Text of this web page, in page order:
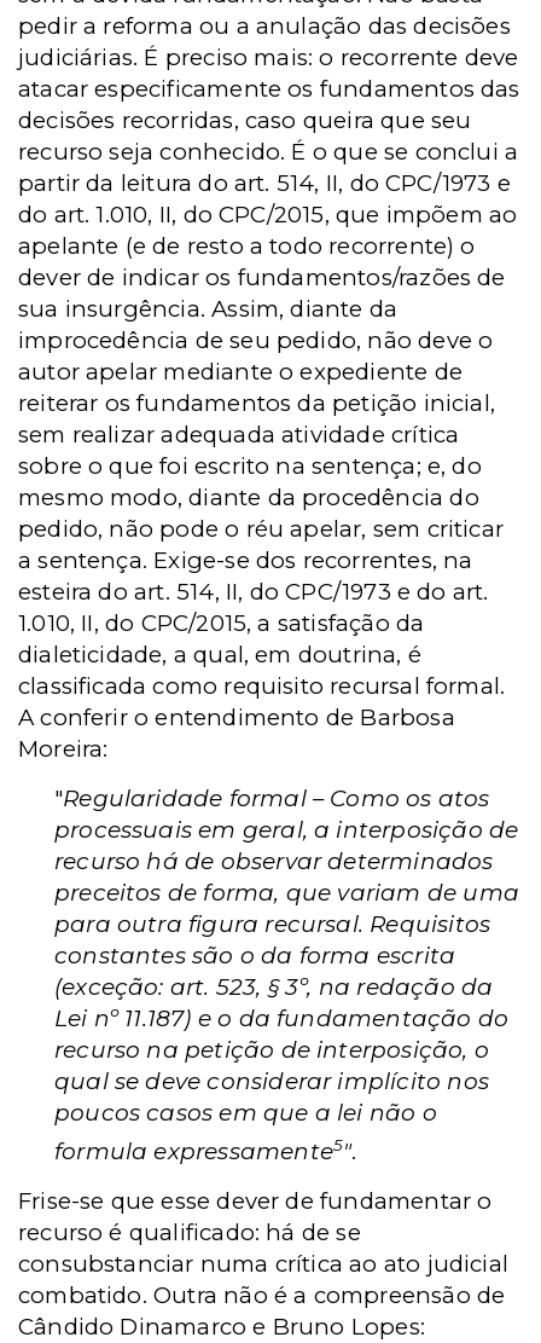
pedir a reforma ou a anulação das decisões
judiciárias. É preciso mais: o recorrente deve
atacar especificamente os fundamentos das
decisões recorridas, caso queira que seu
recurso seja conhecido. É o que se conclui a
partir da leitura do art. 514, II, do CPC/1973 e
do art. 1.010, II, do CPC/2015, que impõem ao
apelante (e de resto a todo recorrente) o
dever de indicar os fundamentos/razões de
sua insurgência. Assim, diante da
improcedência de seu pedido, não deve o
autor apelar mediante o expediente de
reiterar os fundamentos da petição inicial,
sem realizar adequada atividade crítica
sobre o que foi escrito na sentença; e, do
mesmo modo, diante da procedência do
pedido, não pode o réu apelar, sem criticar
a sentença. Exige-se dos recorrentes, na
esteira do art. 514, II, do CPC/1973 e do art.
1.010, II, do CPC/2015, a satisfação da
dialeticidade, a qual, em doutrina, é
classificada como requisito recursal formal.
A conferir o entendimento de Barbosa
Moreira:
"Regularidade formal – Como os atos
processuais em geral, a interposição de
recurso há de observar determinados
preceitos de forma, que variam de uma
para outra figura recursal. Requisitos
constantes são o da forma escrita
(exceção: art. 523, § 3º, na redação da
Lei nº 11.187) e o da fundamentação do
recurso na petição de interposição, o
qual se deve considerar implícito nos
poucos casos em que a lei não o
formula expressamente5".
Frise-se que esse dever de fundamentar o
recurso é qualificado: há de se
consubstanciar numa crítica ao ato judicial
combatido. Outra não é a compreensão de
Cândido Dinamarco e Bruno Lopes: